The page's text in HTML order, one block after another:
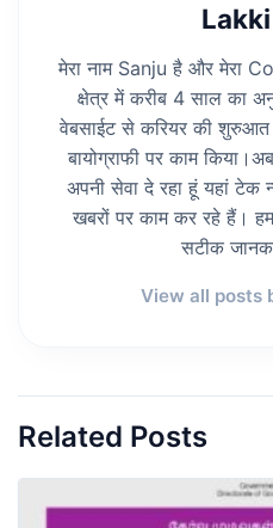
मेरा नाम Sanju है और मेरा
क्षेत्र में करीब 4 साल का
वेबसाईट से करियर की
बायोग्राफी पर काम
अपनी सेवा दे रहा हूं यहां टेक
खबरों पर काम कर रहे हैं।
सटीक
View all posts
Related Posts